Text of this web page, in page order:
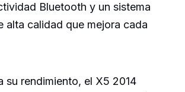
Bluetooth y un sistema
alta calidad que mejora cada
su rendimiento, el X5 2014